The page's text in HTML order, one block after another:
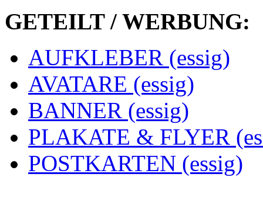
GETEILT / WERBUNG:
AUFKLEBER (essig)
AVATARE (essig)
BANNER (essig)
PLAKATE & FLYER
POSTKARTEN (essig)